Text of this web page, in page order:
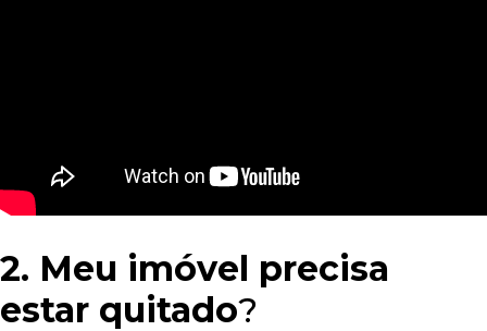
2. Meu imóvel precisa
estar quitado?